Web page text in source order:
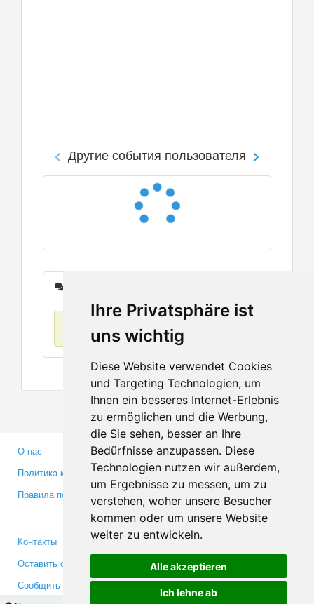
Ihre Privatsphäre ist
uns wichtig
Diese Website verwendet Cookies
und Targeting Technologien, um
Ihnen ein besseres Internet-Erlebnis
zu ermöglichen und die Werbung,
die Sie sehen, besser an Ihre
Bedürfnisse anzupassen. Diese
Technologien nutzen wir außerdem,
um Ergebnisse zu messen, um zu
verstehen, woher unsere Besucher
kommen oder um unsere Website
weiter zu entwickeln.
Alle akzeptieren
Ich lehne ab
Другие события пользователя
О нас
Политика конфиденциальности
Правила пользования
Партнерам
Инвесторам
Медиа
Контакты
Оставить отзыв
Сообщить об ошибке
Facebook
Twitter
YouTube